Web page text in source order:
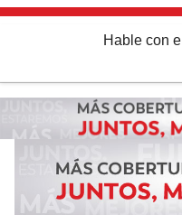
Hable con el